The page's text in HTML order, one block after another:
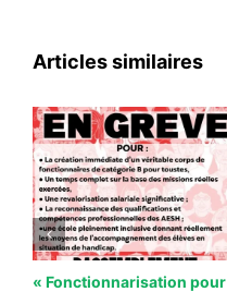
Articles similaires
« Fonctionnarisation pour